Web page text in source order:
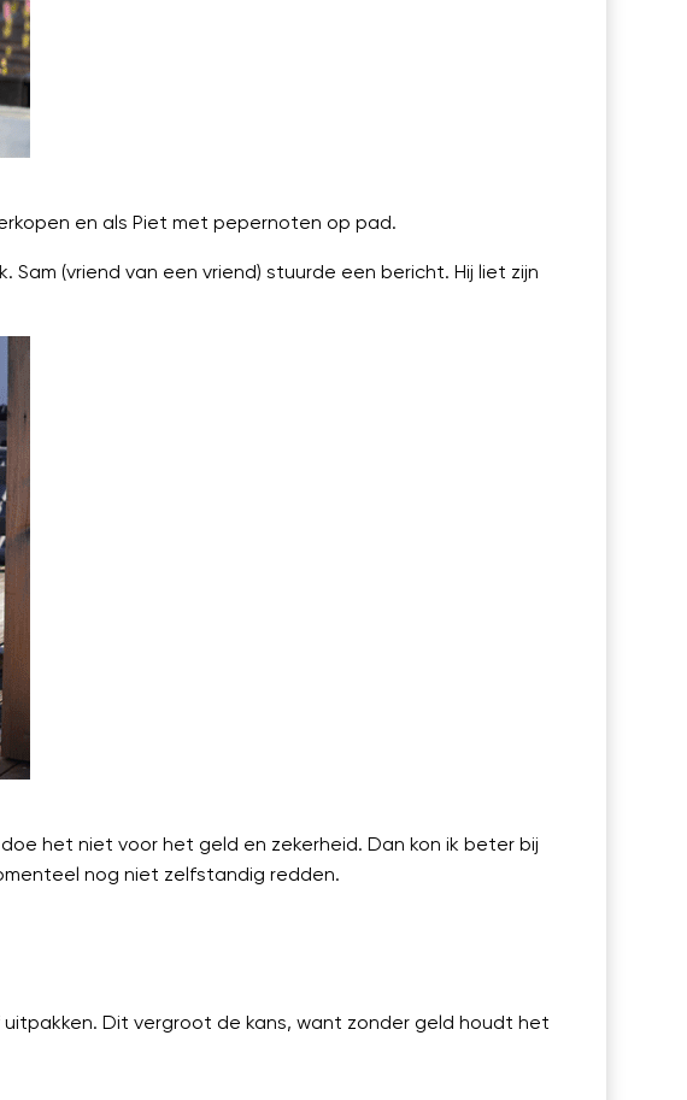
en als Piet met pepernoten op pad.
(vriend van een vriend) stuurde een bericht. Hij liet zijn
het niet voor het geld en zekerheid. Dan kon ik beter bij
nog niet zelfstandig redden.
Dit vergroot de kans, want zonder geld houdt het